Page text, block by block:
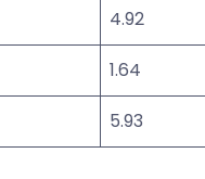
4.92
1.64
5.93